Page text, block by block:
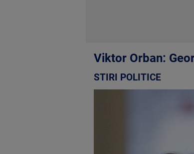
Viktor Orban:
STIRI POLITICE